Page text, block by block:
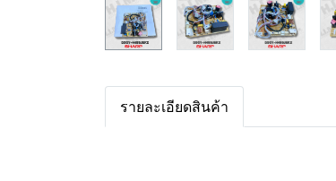
รายละเอียดสินค้า